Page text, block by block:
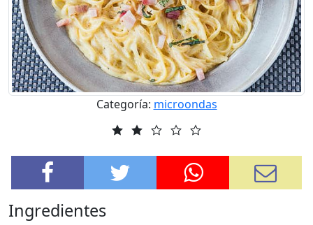
Categoría: microondas
Ingredientes